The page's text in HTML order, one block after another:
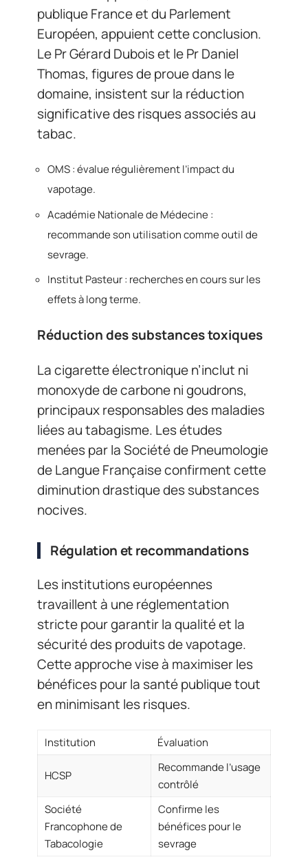
publique France et du Parlement
Européen, appuient cette conclusion.
Le Pr Gérard Dubois et le Pr Daniel
Thomas, figures de proue dans le
domaine, insistent sur la réduction
significative des risques associés au
tabac.
OMS : évalue régulièrement l’impact du
vapotage.
Académie Nationale de Médecine :
recommande son utilisation comme outil de
sevrage.
Institut Pasteur : recherches en cours sur les
effets à long terme.
Réduction des substances toxiques
La cigarette électronique n’inclut ni
monoxyde de carbone ni goudrons,
principaux responsables des maladies
liées au tabagisme. Les études
menées par la Société de Pneumologie
de Langue Française confirment cette
diminution drastique des substances
nocives.
Régulation et recommandations
Les institutions européennes
travaillent à une réglementation
stricte pour garantir la qualité et la
sécurité des produits de vapotage.
Cette approche vise à maximiser les
bénéfices pour la santé publique tout
en minimisant les risques.
Institution Évaluation
HCSP
Recommande l’usage
contrôlé
Société
Francophone de
Tabacologie
Confirme les
bénéfices pour le
sevrage